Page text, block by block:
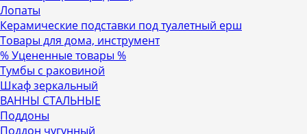
Лопаты
Керамические подставки под туалетный ерш
Товары для дома, инструмент
% Уцененные товары %
Тумбы с раковиной
Шкаф зеркальный
ВАННЫ СТАЛЬНЫЕ
Поддоны
Поддон чугунный